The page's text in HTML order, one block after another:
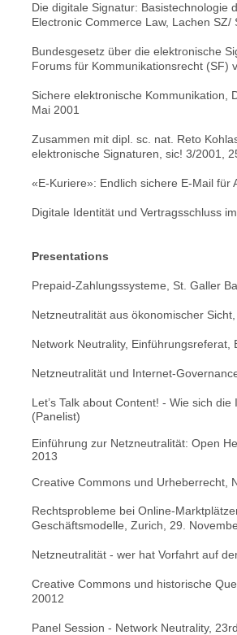
Die digitale Signatur: Basistechnologie
Electronic Commerce Law, Lachen SZ/
Bundesgesetz über die elektronische
Forums für Kommunikationsrecht (SF)
Sichere elektronische Kommunikation,
Mai 2001
Zusammen mit dipl. sc. nat. Reto
elektronische Signaturen, sic! 3/2001,
«E-Kuriere»: Endlich sichere E-Mail
Digitale Identität und Vertragsschluss
Presentations
Prepaid-Zahlungssysteme, St. Galler
Netzneutralität aus ökonomischer
Network Neutrality,
Netzneutralität und Internet-
Let’s Talk about Content! - Wie sich
(Panelist)
Einführung zur Netzneutralität: Open
2013
Creative Commons und Urheberrecht,
Rechtsprobleme bei Online-
Geschäftsmodelle, Zurich, 29.
Netzneutralität - wer hat Vorfahrt auf
Creative Commons und historische
20012
Panel Session - Network Neutrality,